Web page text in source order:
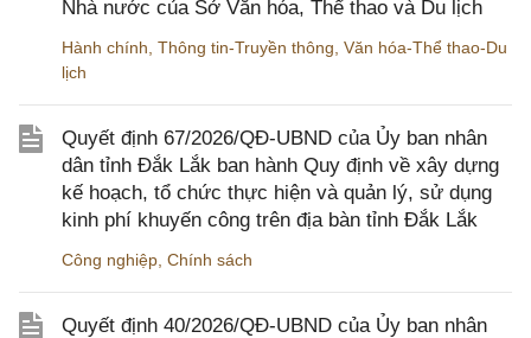
Nhà nước của Sở Văn hóa, Thể thao và Du lịch
Hành chính Thông tin-Truyền thông Văn hóa-Thể thao-Du
lịch
Quyết định 67/2026/QĐ-UBND của Ủy ban nhân
dân tỉnh Đắk Lắk ban hành Quy định về xây dựng
kế hoạch, tổ chức thực hiện và quản lý, sử dụng
kinh phí khuyến công trên địa bàn tỉnh Đắk Lắk
Công nghiệp Chính sách
Quyết định 40/2026/QĐ-UBND của Ủy ban nhân